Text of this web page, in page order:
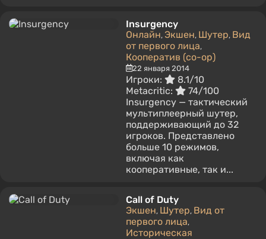
Insurgency
Онлайн, Экшен, Шутер, Вид
от первого лица,
Кооператив (co-op)
22 января 2014
Игроки:
8.1/10
Metacritic:
74/100
Insurgency — тактический
мультиплеерный шутер,
поддерживающий до 32
игроков. Представлено
больше 10 режимов,
включая как
кооперативные, так и...
Call of Duty
Экшен, Шутер, Вид от
первого лица,
Историческая